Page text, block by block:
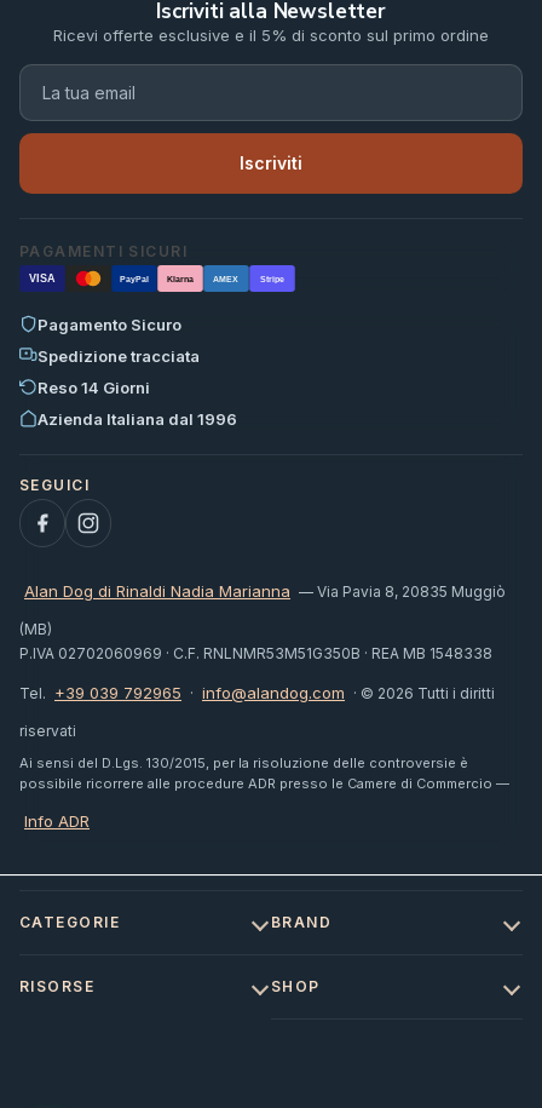
Iscriviti alla Newsletter
Ricevi offerte esclusive e il 5% di sconto sul primo ordine
Iscriviti
PAGAMENTI SICURI
VISA PayPal Klarna AMEX Stripe
Pagamento Sicuro
Spedizione tracciata
Reso 14 Giorni
Azienda Italiana dal 1996
Alan Dog di Rinaldi Nadia Marianna — Via Pavia 8, 20835 Muggiò
(MB)
P.IVA 02702060969 · C.F. RNLNMR53M51G350B · REA MB 1548338
Tel. +39 039 792965 · info@alandog.com · © 2026 Tutti i diritti
riservati
Ai sensi del D.Lgs. 130/2015, per la risoluzione delle controversie è
possibile ricorrere alle procedure ADR presso le Camere di Commercio —
Info ADR
CATEGORIE BRAND
RISORSE SHOP